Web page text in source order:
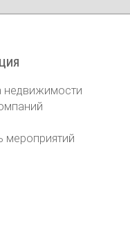
недвижимости
мероприятий